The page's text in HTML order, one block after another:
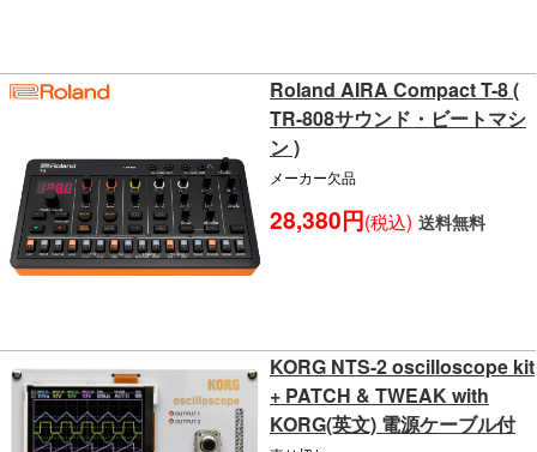
Roland AIRA Compact T-8 (
TR-808サウンド・ビートマシ
ン )
メーカー欠品
28,380円(税込) 送料無料
KORG NTS-2 oscilloscope kit
+ PATCH & TWEAK with
KORG(英文) 電源ケーブル付